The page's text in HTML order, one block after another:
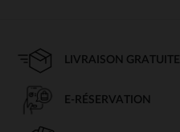
LIVRAISON
E-RÉSERVATION